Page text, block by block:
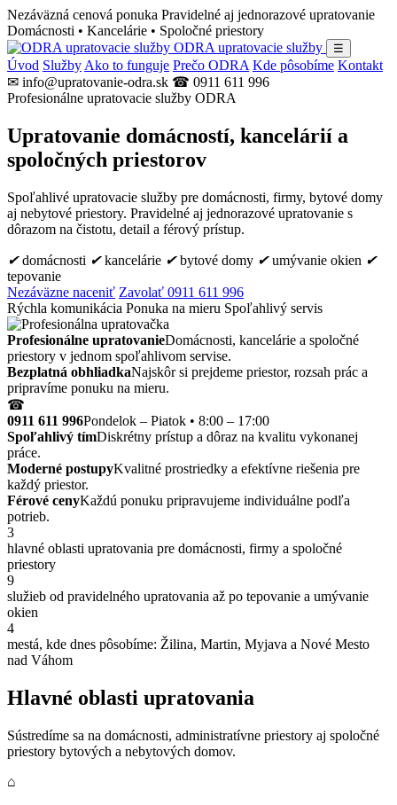
Nezáväzná cenová ponuka Pravidelné aj jednorazové upratovanie
Domácnosti • Kancelárie • Spoločné priestory
ODRA upratovacie služby
☰
Úvod Služby Ako to funguje Prečo ODRA Kde pôsobíme Kontakt
✉ info@upratovanie-odra.sk ☎ 0911 611 996
Profesionálne upratovacie služby ODRA
Upratovanie domácností, kancelárií a
spoločných priestorov
Spoľahlivé upratovacie služby pre domácnosti, firmy, bytové domy
aj nebytové priestory. Pravidelné aj jednorazové upratovanie s
dôrazom na čistotu, detail a férový prístup.
✔domácnosti ✔kancelárie ✔bytové domy ✔umývanie okien ✔
tepovanie
Nezáväzne naceniť Zavolať 0911 611 996
Rýchla komunikácia Ponuka na mieru Spoľahlivý servis
Profesionálne upratovanieDomácnosti, kancelárie a spoločné
priestory v jednom spoľahlivom servise.
Bezplatná obhliadkaNajskôr si prejdeme priestor, rozsah prác a
pripravíme ponuku na mieru.
☎
0911 611 996Pondelok – Piatok • 8:00 – 17:00
Spoľahlivý tímDiskrétny prístup a dôraz na kvalitu vykonanej
práce.
Moderné postupyKvalitné prostriedky a efektívne riešenia pre
každý priestor.
Férové cenyKaždú ponuku pripravujeme individuálne podľa
potrieb.
3
hlavné oblasti upratovania pre domácnosti, firmy a spoločné
priestory
9
služieb od pravidelného upratovania až po tepovanie a umývanie
okien
4
mestá, kde dnes pôsobíme: Žilina, Martin, Myjava a Nové Mesto
nad Váhom
Hlavné oblasti upratovania
Sústredíme sa na domácnosti, administratívne priestory aj spoločné
priestory bytových a nebytových domov.
⌂